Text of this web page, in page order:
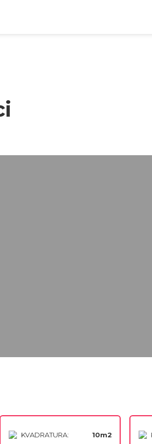
KVADRATURA: 10m2